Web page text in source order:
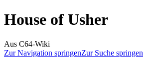
House of Usher
Aus C64-Wiki
Zur Navigation springenZur Suche springen